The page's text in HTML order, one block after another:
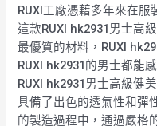
RUXI工廠憑藉多年來在
這款RUXI hk2931男士高
最優質的材料，RUXI
RUXI hk2931的男士都能
RUXI hk2931男士高級健
具備了出色的透氣性和彈
的製造過程中，通過嚴格